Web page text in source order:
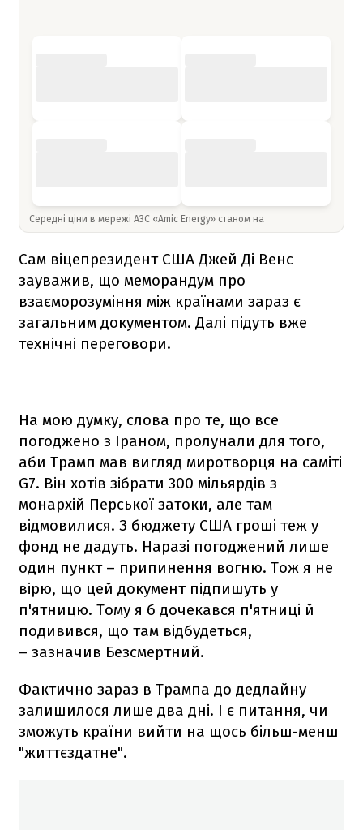
Середні ціни в мережі АЗС «Amic Energy» станом на
Сам віцепрезидент США Джей Ді Венс
зауважив, що меморандум про
взаєморозуміння між країнами зараз є
загальним документом. Далі підуть вже
технічні переговори.
На мою думку, слова про те, що все
погоджено з Іраном, пролунали для того,
аби Трамп мав вигляд миротворця на саміті
G7. Він хотів зібрати 300 мільярдів з
монархій Перської затоки, але там
відмовилися. З бюджету США гроші теж у
фонд не дадуть. Наразі погоджений лише
один пункт – припинення вогню. Тож я не
вірю, що цей документ підпишуть у
п'ятницю. Тому я б дочекався п'ятниці й
подивився, що там відбудеться,
– зазначив Безсмертний.
Фактично зараз в Трампа до дедлайну
залишилося лише два дні. І є питання, чи
зможуть країни вийти на щось більш-менш
"життєздатне".